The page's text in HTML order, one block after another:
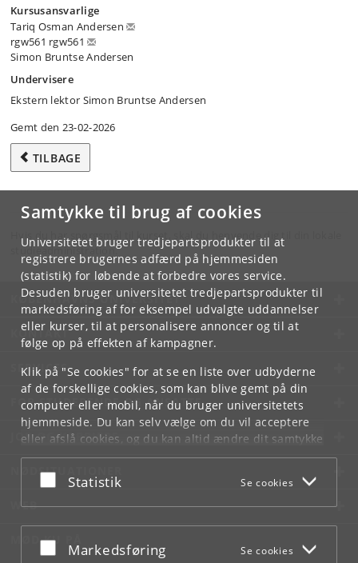
Samtykke til brug af cookies
Universitetet bruger tredjepartsprodukter til at
registrere brugernes adfærd på hjemmesiden
(statistik) for løbende at forbedre vores service.
Desuden bruger universitetet tredjepartsprodukter til
markedsføring af for eksempel udvalgte uddannelser
eller kurser, til at personalisere annoncer og til at
følge op på effekten af kampagner.
Klik på "Se cookies" for at se en liste over udbyderne
af de forskellige cookies, som kan blive gemt på din
computer eller mobil, når du bruger universitetets
hjemmeside. Du kan selv vælge om du vil acceptere
eller afslå cookies, og du kan altid ændre dit samtykke
underCookie- og privatlivspolitiksom du finder i
bunden af hver side.
Acceptér eller afslå
Statistik Se cookies
Acceptér eller afslå
Markedsføring Se cookies
Kursusansvarlige
Tariq Osman Andersen
rgw561 rgw561
Simon Bruntse Andersen
Undervisere
Ekstern lektor Simon Bruntse Andersen
Gemt den 23-02-2026
TILBAGE
Hvis du har spørgsmål til kurset, skal du henvende dig til din lokale
studieadministration.
KØBENHAVNS UNIVERSITET
KONTAKT
SERVICES
FOR STUDERENDE OG ANSATTE
JOB OG KARRIERE
NØDSITUATIONER
WEB
MØD KU PÅ